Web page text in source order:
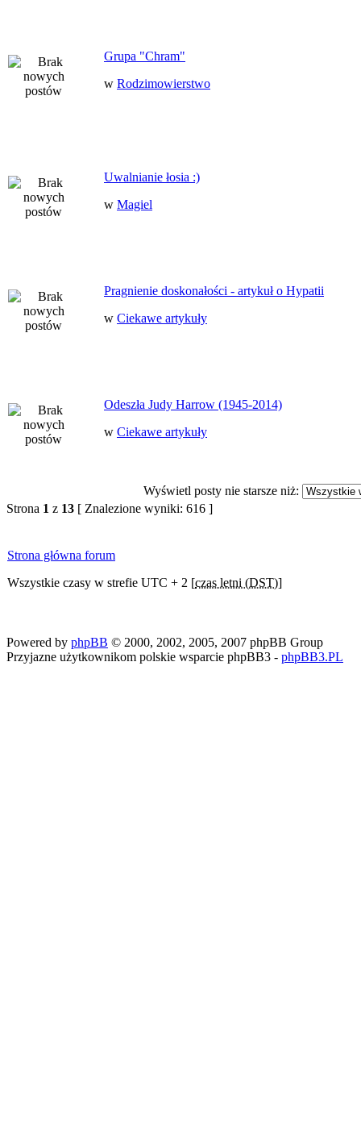
Grupa "Chram"
w Rodzimowierstwo
Uwalnianie łosia :)
w Magiel
Pragnienie doskonałości - artykuł o Hypatii
w Ciekawe artykuły
Odeszła Judy Harrow (1945-2014)
w Ciekawe artykuły
Wyświetl posty nie starsze niż:
Strona 1 z 13 [ Znalezione wyniki: 616 ]
Strona główna forum
Wszystkie czasy w strefie UTC + 2 [czas letni (DST)]
Powered by phpBB © 2000, 2002, 2005, 2007 phpBB Group
Przyjazne użytkownikom polskie wsparcie phpBB3 - phpBB3.PL